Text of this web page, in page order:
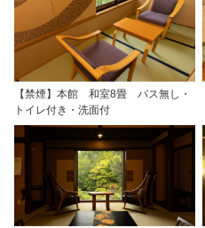
【禁煙】本館 和室8畳 バス無し・
トイレ付き・洗面付